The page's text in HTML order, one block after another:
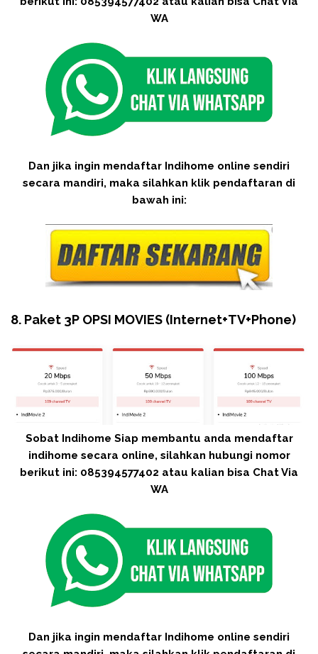
WA
Dan jika ingin mendaftar Indihome online sendiri
secara mandiri, maka silahkan klik pendaftaran di
bawah ini:
8. Paket 3P OPSI MOVIES (Internet+TV+Phone)
Sobat Indihome Siap membantu anda mendaftar
indihome secara online, silahkan hubungi nomor
berikut ini: 085394577402 atau kalian bisa Chat Via
WA
Dan jika ingin mendaftar Indihome online sendiri